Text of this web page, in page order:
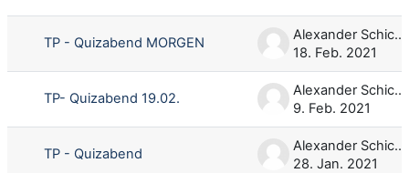
TP - Quizabend MORGEN
Alexander Schicke
18. Feb. 2021
TP- Quizabend 19.02.
Alexander Schicke
9. Feb. 2021
TP - Quizabend
Alexander Schicke
28. Jan. 2021